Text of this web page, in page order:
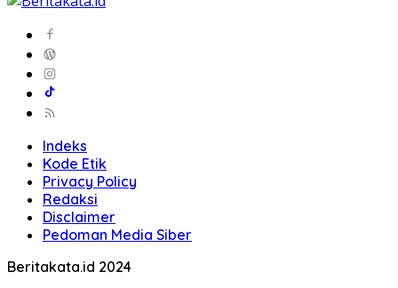
Indeks
Kode Etik
Privacy Policy
Redaksi
Disclaimer
Pedoman Media Siber
Beritakata.id 2024